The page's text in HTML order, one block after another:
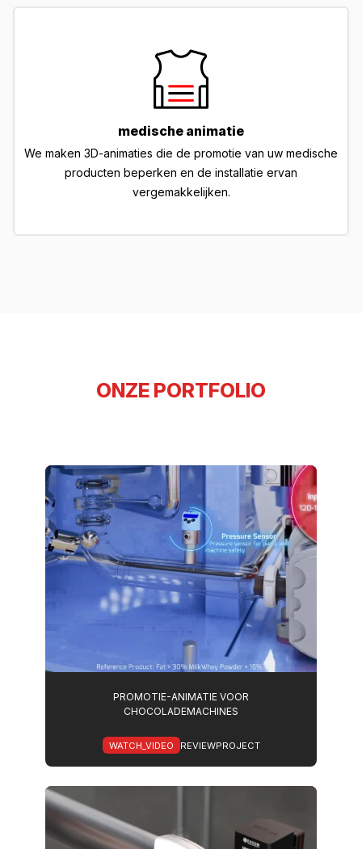
medische animatie
We maken 3D-animaties die de promotie van uw medische
producten beperken en de installatie ervan
vergemakkelijken.
ONZE PORTFOLIO
PROMOTIE-ANIMATIE VOOR
CHOCOLADEMACHINES
WATCH_VIDEO REVIEWPROJECT